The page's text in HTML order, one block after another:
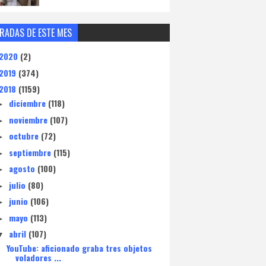
DE ESTE MES
2020 (2)
2019 (374)
2018 (1159)
diciembre (118)
noviembre (107)
octubre (72)
septiembre (115)
agosto (100)
julio (80)
junio (106)
mayo (113)
abril (107)
YouTube: aficionado graba tres objetos
voladores ...